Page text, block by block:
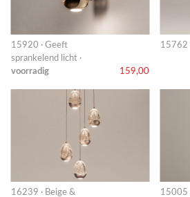
15920 · Geeft
sprankelend licht ·
voorradig
159,00
15762
16239 · Beige &
15005